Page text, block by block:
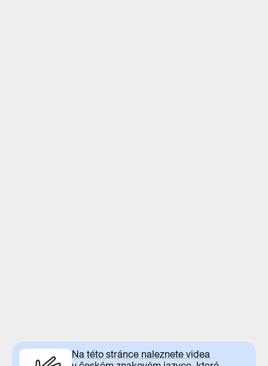
Na této stránce naleznete videa